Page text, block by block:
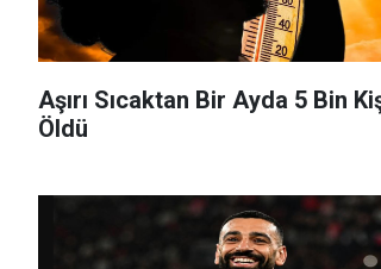
Aşırı Sıcaktan Bir Ayda 5 Bin
Öldü